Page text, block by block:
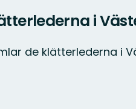
i
de klätterlederna i